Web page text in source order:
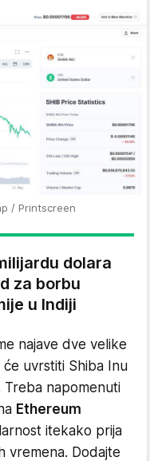
/ Printscreen
dolara
za borbu
u Indiji
najave dve velike
će uvrstiti Shiba Inu
Treba napomenuti
Ethereum
itekako prija
vremena. Dodajte